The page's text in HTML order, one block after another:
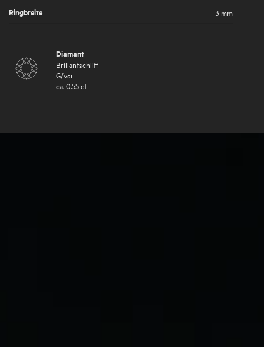
Ringbreite
3 mm
Diamant
Brillantschliff
G/vsi
ca. 0.55ct